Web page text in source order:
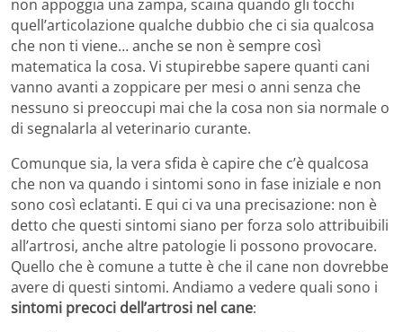
non appoggia una zampa, scaina quando gli tocchi
quell’articolazione qualche dubbio che ci sia qualcosa
che non ti viene… anche se non è sempre così
matematica la cosa. Vi stupirebbe sapere quanti cani
vanno avanti a zoppicare per mesi o anni senza che
nessuno si preoccupi mai che la cosa non sia normale o
di segnalarla al veterinario curante.
Comunque sia, la vera sfida è capire che c’è qualcosa
che non va quando i sintomi sono in fase iniziale e non
sono così eclatanti. E qui ci va una precisazione: non è
detto che questi sintomi siano per forza solo attribuibili
all’artrosi, anche altre patologie li possono provocare.
Quello che è comune a tutte è che il cane non dovrebbe
avere di questi sintomi. Andiamo a vedere quali sono i
sintomi precoci dell’artrosi nel cane: